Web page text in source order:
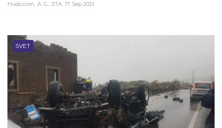
Hudo.com A. G., STA 17. Sep 2021
SVET